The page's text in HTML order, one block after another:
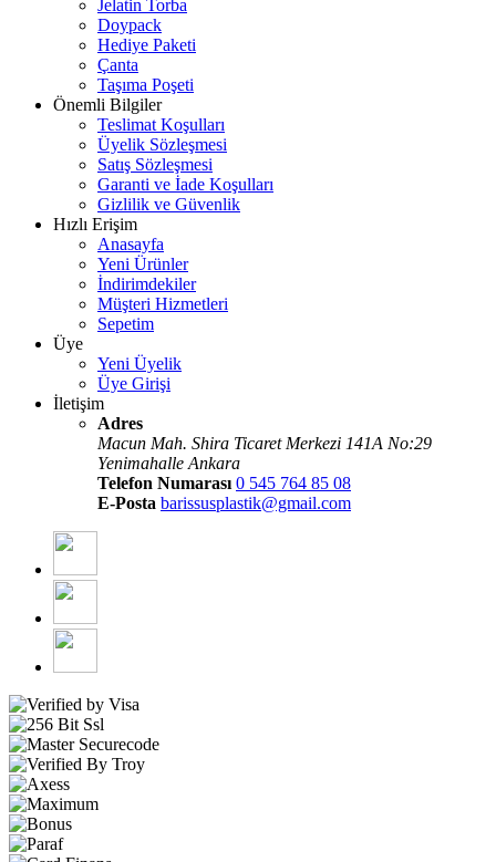
Jelatin Torba
Doypack
Hediye Paketi
Çanta
Taşıma Poşeti
Önemli Bilgiler
Teslimat Koşulları
Üyelik Sözleşmesi
Satış Sözleşmesi
Garanti ve İade Koşulları
Gizlilik ve Güvenlik
Hızlı Erişim
Anasayfa
Yeni Ürünler
İndirimdekiler
Müşteri Hizmetleri
Sepetim
Üye
Yeni Üyelik
Üye Girişi
İletişim
Adres
Macun Mah. Shira Ticaret Merkezi 141A No:29
Yenimahalle Ankara
Telefon Numarası 0 545 764 85 08
E-Posta barissusplastik@gmail.com